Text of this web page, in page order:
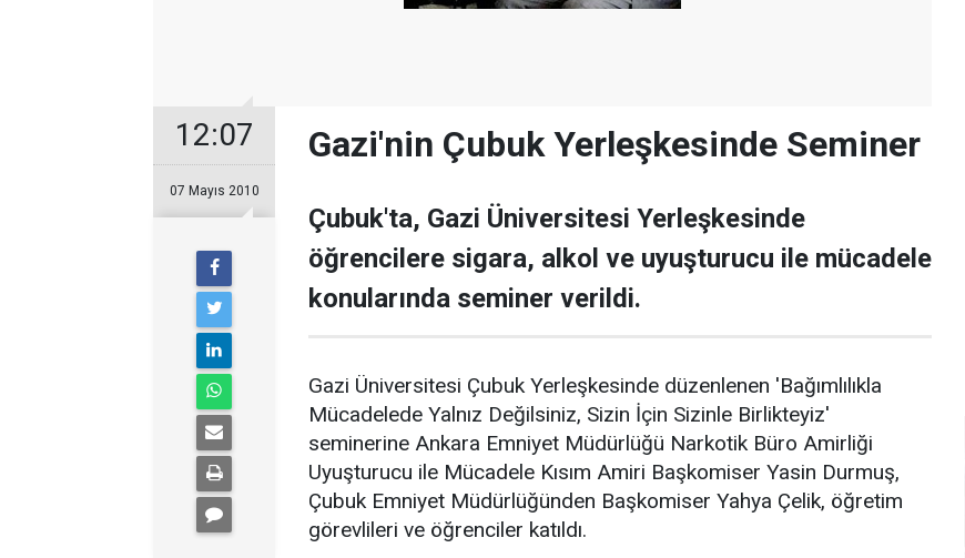
12:07
07 Mayıs 2010
Gazi'nin Çubuk Yerleşkesinde Seminer
Çubuk'ta, Gazi Üniversitesi Yerleşkesinde
öğrencilere sigara, alkol ve uyuşturucu ile mücadele
konularında seminer verildi.
Gazi Üniversitesi Çubuk Yerleşkesinde düzenlenen 'Bağımlılıkla
Mücadelede Yalnız Değilsiniz, Sizin İçin Sizinle Birlikteyiz'
seminerine Ankara Emniyet Müdürlüğü Narkotik Büro Amirliği
Uyuşturucu ile Mücadele Kısım Amiri Başkomiser Yasin Durmuş,
Çubuk Emniyet Müdürlüğünden Başkomiser Yahya Çelik, öğretim
görevlileri ve öğrenciler katıldı.